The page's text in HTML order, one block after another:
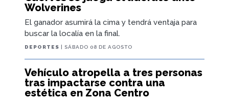
Wolverines
El ganador asumirá la cima y tendrá ventaja para
buscar la localía en la final.
DEPORTES | SÁBADO 08 DE AGOSTO
Vehículo atropella a tres personas
tras impactarse contra una
estética en Zona Centro